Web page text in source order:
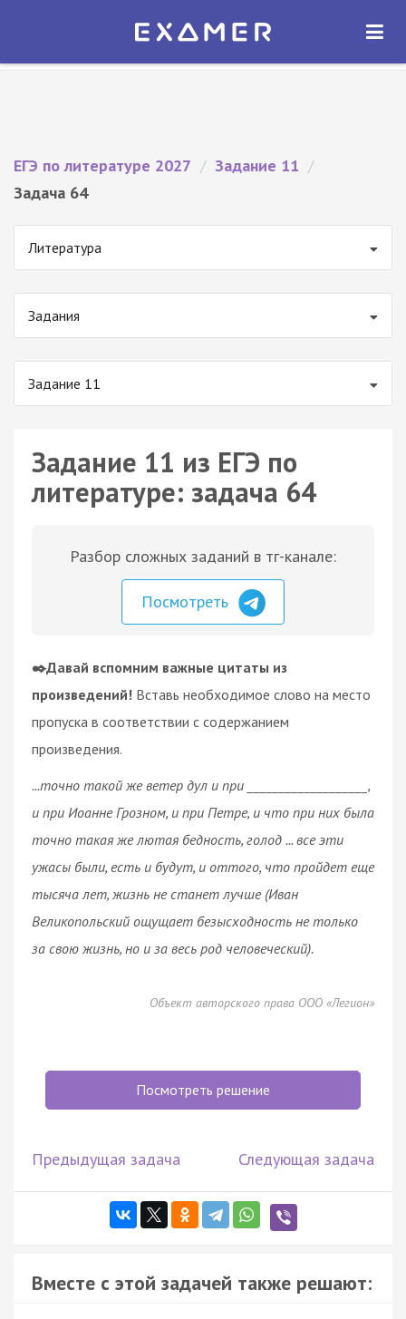
Экзамер — ЕГЭ 2027
ОТКРЫТЬ
ЕГЭ по литературе 2027 / Задание 11 /
Задача 64
Литература
Задания
Задание 11
Задание 11 из ЕГЭ по
литературе: задача 64
Разбор сложных заданий в тг-канале:
Посмотреть
✒️Давай вспомним важные цитаты из
произведений! Вставь необходимое слово на место
пропуска в соответствии с содержанием
произведения.
...точно такой же ветер дул и при ___________________,
и при Иоанне Грозном, и при Петре, и что при них была
точно такая же лютая бедность, голод ... все эти
ужасы были, есть и будут, и оттого, что пройдет еще
тысяча лет, жизнь не станет лучше (Иван
Великопольский ощущает безысходность не только
за свою жизнь, но и за весь род человеческий).
Объект авторского права ООО «Легион»
Посмотреть решение
Предыдущая задача Следующая задача
Вместе с этой задачей также решают: